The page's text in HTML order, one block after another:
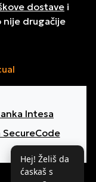
Hej! Želiš da
ćaskaš s
dostave i
nije drugačije